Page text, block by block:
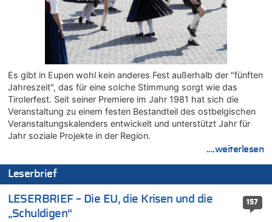
Zweite Hitzewelle in diesem Sommer ist jetzt amtlich
08.08.2026 - 20:06 von Dax zu
Zweite Hitzewelle in diesem Sommer ist jetzt amtlich
08.08.2026 - 19:00 von Peter G zu
Leipzig, Mechernich und die Frage: Wer steckt hinter den
Drohnen mit Strengstoff? War es Russland?
08.08.2026 - 18:48 von Marcel Scholzen Eimerscheid zu
Leipzig, Mechernich und die Frage: Wer steckt hinter den
Drohnen mit Strengstoff? War es Russland?
08.08.2026 - 18:41 von JoKrings zu
Leipzig, Mechernich und die Frage: Wer steckt hinter den
08.08.2026 - 18:39 von JoKrings zu
Leipzig, Mechernich und die Frage: Wer steckt hinter den
Drohnen mit Strengstoff? War es Russland?
08.08.2026 - 18:07 von Hubert F. zu
Es gibt in Eupen wohl kein anderes Fest außerhalb der "fünften
Jahreszeit", das für eine solche Stimmung sorgt wie das
Tirolerfest. Seit seiner Premiere im Jahr 1981 hat sich die
Veranstaltung zu einem festen Bestandteil des ostbelgischen
Veranstaltungskalenders entwickelt und unterstützt Jahr für
Jahr soziale Projekte in der Region.
....weiterlesen
Leserbrief
157
LESERBRIEF – Die EU, die Krisen und die
„Schuldigen“